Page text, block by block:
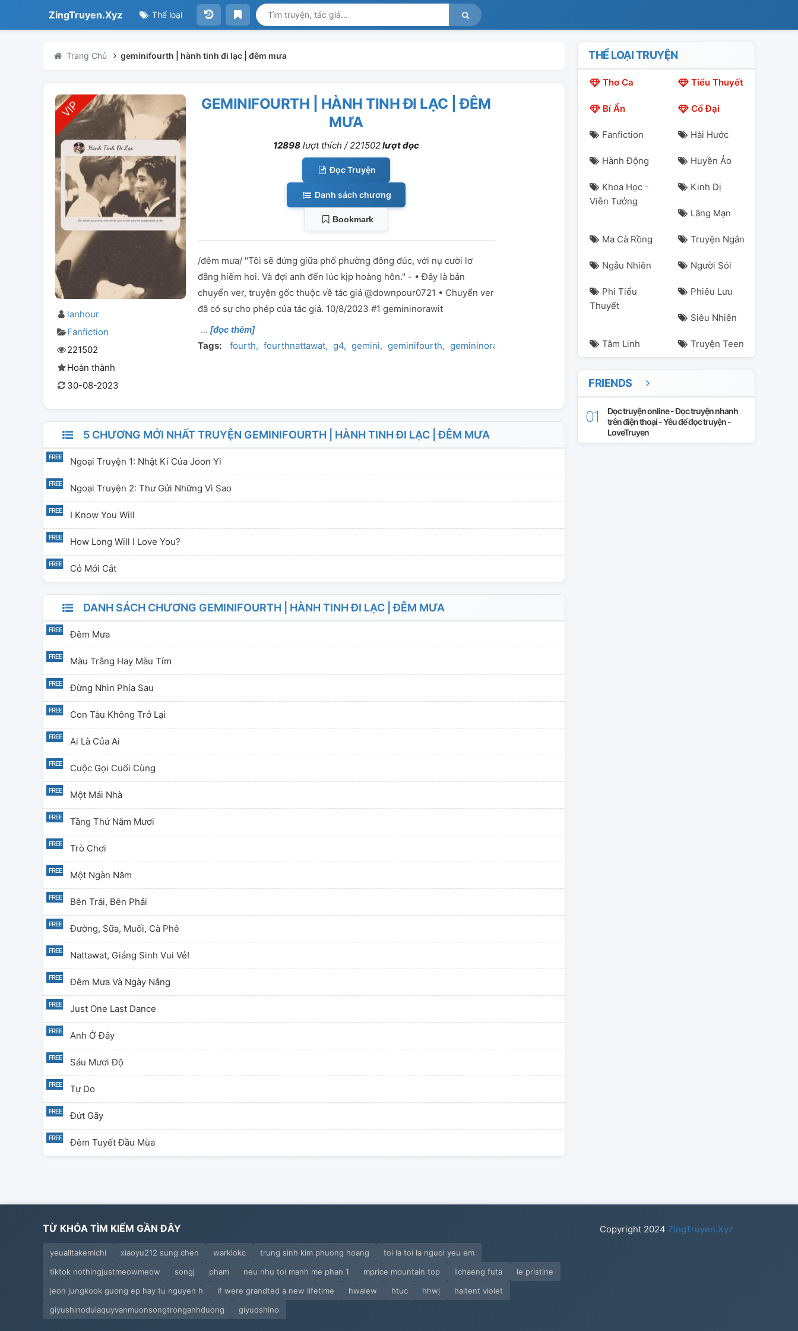
ZingTruyen.Xyz Thể loại
Trang Chủ geminifourth | hành tinh đi lạc | đêm mưa
lanhour
Fanfiction
221502
Hoàn thành
30-08-2023
GEMINIFOURTH | HÀNH TINH ĐI LẠC | ĐÊM
MƯA
12898 lượt thích /221502lượt đọc
Đọc Truyện
Danh sách chương
Bookmark
/đêm mưa/ "Tôi sẽ đứng giữa phố phường đông đúc, với nụ cười lơ
đãng hiếm hoi. Và đợi anh đến lúc kịp hoàng hôn." - • Đây là bản
chuyển ver, truyện gốc thuộc về tác giả @downpour0721 • Chuyển ver
đã có sự cho phép của tác giả. 10/8/2023 #1 gemininorawit
[đọc thêm]
Tags: fourth fourthnattawat g4 gemini geminifourth gemininorawit
5 CHƯƠNG MỚI NHẤT TRUYỆN GEMINIFOURTH | HÀNH TINH ĐI LẠC | ĐÊM MƯA
Ngoại Truyện 1: Nhật Kí Của Joon Yi
Ngoại Truyện 2: Thư Gửi Những Vì Sao
I Know You Will
How Long Will I Love You?
Cỏ Mới Cắt
DANH SÁCH CHƯƠNG GEMINIFOURTH | HÀNH TINH ĐI LẠC | ĐÊM MƯA
Đêm Mưa
Màu Trắng Hay Màu Tím
Đừng Nhìn Phía Sau
Con Tàu Không Trở Lại
Ai Là Của Ai
Cuộc Gọi Cuối Cùng
Một Mái Nhà
Tầng Thứ Năm Mươi
Trò Chơi
Một Ngàn Năm
Bên Trái, Bên Phải
Đường, Sữa, Muối, Cà Phê
Nattawat, Giáng Sinh Vui Vẻ!
Đêm Mưa Và Ngày Nắng
Just One Last Dance
Anh Ở Đây
Sáu Mươi Độ
Tự Do
Đứt Gãy
Đêm Tuyết Đầu Mùa
Thác Nước Iguazu
Con Người Ta Không Sống Bằng Tình Yêu
Đợi Đến Hoa Tàn
THỂ LOẠI TRUYỆN
Thơ Ca Tiểu Thuyết
Bí Ẩn Cổ Đại
Fanfiction Hài Hước
Hành Động Huyền Ảo
Khoa Học -
Viễn Tưởng
Kinh Dị
Lãng Mạn
Ma Cà Rồng Truyện Ngắn
Ngẫu Nhiên Người Sói
Phi Tiểu
Thuyết
Phiêu Lưu
Siêu Nhiên
Tâm Linh Truyện Teen
FRIENDS
Đọc truyện online - Đọc truyện nhanh
trên điện thoại - Yêu để đọc truyện -
LoveTruyen
TỪ KHÓA TÌM KIẾM GẦN ĐÂY
yeualltakemichi xiaoyu212 sung chen warklokc trung sinh kim phuong hoang
toi la toi la nguoi yeu em
tiktok nothingjustmeowmeow
songj pham neu nhu toi manh me phan 1 mprice mountain top lichaeng futa
le pristine
jeon jungkook guong ep hay tu nguyen h
if were grandted a new lifetime hwalew htuc hhwj
haitent violet
giyushinodulaquyvanmuonsongtronganhduong
giyudshino
Copyright 2024 ZingTruyen.Xyz